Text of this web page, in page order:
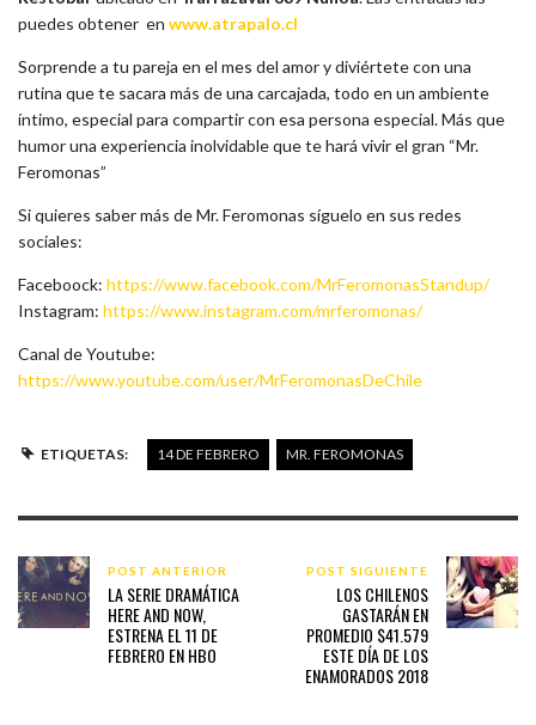
puedes obtener en www.atrapalo.cl
Sorprende a tu pareja en el mes del amor y diviértete con una
rutina que te sacara más de una carcajada, todo en un ambiente
íntimo, especial para compartir con esa persona especial. Más que
humor una experiencia inolvidable que te hará vivir el gran “Mr.
Feromonas”
Si quieres saber más de Mr. Feromonas síguelo en sus redes
sociales:
Faceboock: https://www.facebook.com/MrFeromonasStandup/
Instagram: https://www.instagram.com/mrferomonas/
Canal de Youtube:
https://www.youtube.com/user/MrFeromonasDeChile
ETIQUETAS: 14 DE FEBRERO MR. FEROMONAS
POST ANTERIOR
LA SERIE DRAMÁTICA
HERE AND NOW,
ESTRENA EL 11 DE
FEBRERO EN HBO
POST SIGUIENTE
LOS CHILENOS
GASTARÁN EN
PROMEDIO $41.579
ESTE DÍA DE LOS
ENAMORADOS 2018